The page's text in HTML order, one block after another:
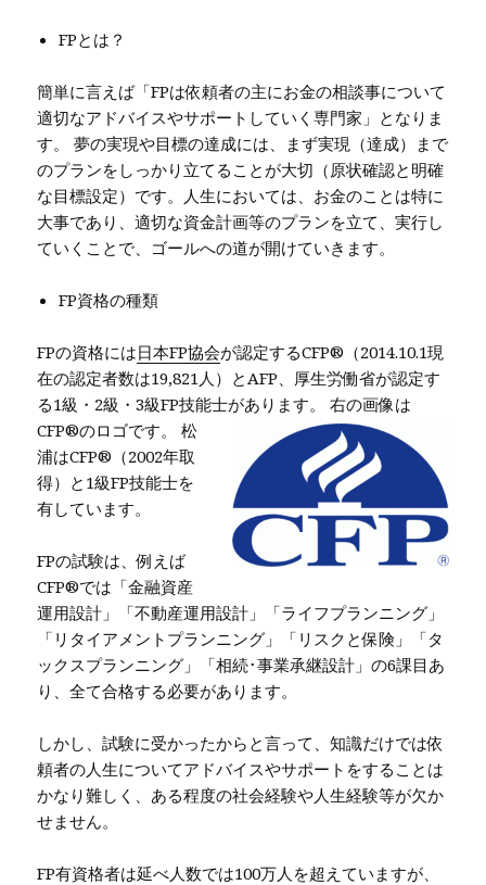
FPとは？
簡単に言えば「FPは依頼者の主にお金の相談事について
適切なアドバイスやサポートしていく専門家」となりま
す。 夢の実現や目標の達成には、まず実現（達成）まで
のプランをしっかり立てることが大切（原状確認と明確
な目標設定）です。人生においては、お金のことは特に
大事であり、適切な資金計画等のプランを立て、実行し
ていくことで、ゴールへの道が開けていきます。
FP資格の種類
FPの資格には日本FP協会が認定するCFP®（2014.10.1現
在の認定者数は19,821人）とAFP、厚生労働省が認定す
る1級・2級・3級FP技能士があります。右の画像は
CFP®のロゴです。 松
浦はCFP®（2002年取
得）と1級FP技能士を
有しています。
FPの試験は、例えば
CFP®では「金融資産
運用設計」「不動産運用設計」「ライフプランニング」
「リタイアメントプランニング」「リスクと保険」「タ
ックスプランニング」「相続･事業承継設計」の6課目あ
り、全て合格する必要があります。
しかし、試験に受かったからと言って、知識だけでは依
頼者の人生についてアドバイスやサポートをすることは
かなり難しく、ある程度の社会経験や人生経験等が欠か
せません。
FP有資格者は延べ人数では100万人を超えていますが、